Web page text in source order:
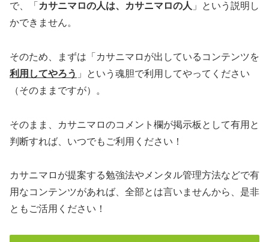
で、「 カサニマロの人は、カサニマロの人 」という説明し
かできません。
そのため、まずは「カサニマロが出しているコンテンツを
利用してやろう 」という魂胆で利用してやってください
（そのままですが）。
そのまま、カサニマロのコメント欄が掲示板として有用と
判断すれば、いつでもご利用ください！
カサニマロが提案する勉強法やメンタル管理方法などで有
用なコンテンツがあれば、全部とは言いませんから、是非
ともご活用ください！